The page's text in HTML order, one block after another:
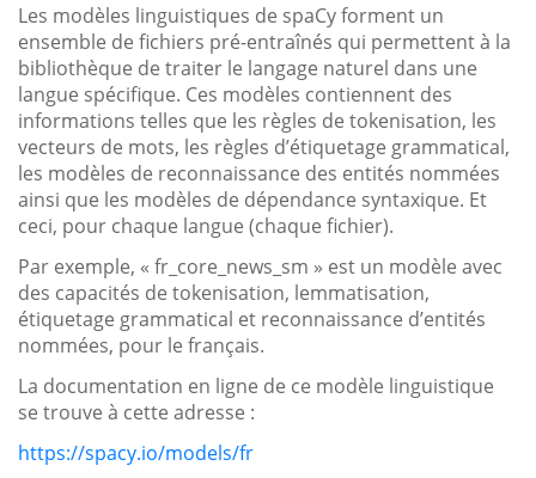
Les modèles linguistiques de spaCy forment un
ensemble de fichiers pré-entraînés qui permettent à la
bibliothèque de traiter le langage naturel dans une
langue spécifique. Ces modèles contiennent des
informations telles que les règles de tokenisation, les
vecteurs de mots, les règles d’étiquetage grammatical,
les modèles de reconnaissance des entités nommées
ainsi que les modèles de dépendance syntaxique. Et
ceci, pour chaque langue (chaque fichier).
Par exemple, « fr_core_news_sm » est un modèle avec
des capacités de tokenisation, lemmatisation,
étiquetage grammatical et reconnaissance d’entités
nommées, pour le français.
La documentation en ligne de ce modèle linguistique
se trouve à cette adresse :
https://spacy.io/models/fr